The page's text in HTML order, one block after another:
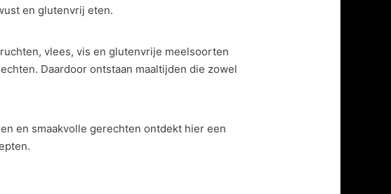
en glutenvrij eten.
vlees, vis en glutenvrije meelsoorten
Daardoor ontstaan maaltijden die zowel
en smaakvolle gerechten ontdekt hier een